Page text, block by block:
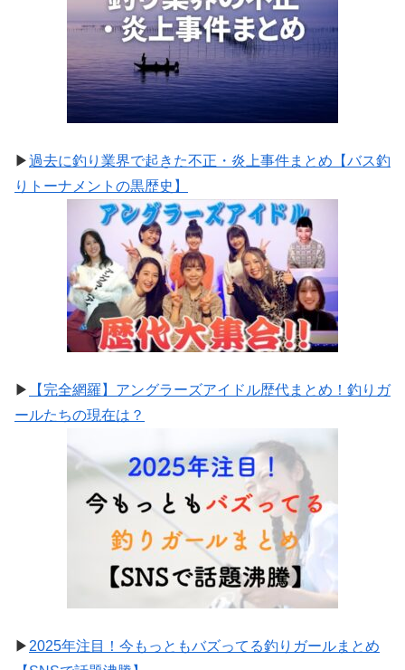
▶過去に釣り業界で起きた不正・炎上事件まとめ【バス釣
りトーナメントの黒歴史】
▶
【完全網羅】アングラーズアイドル歴代まとめ！釣りガ
ールたちの現在は？
▶ 2025年注目！今もっともバズってる釣りガールまとめ